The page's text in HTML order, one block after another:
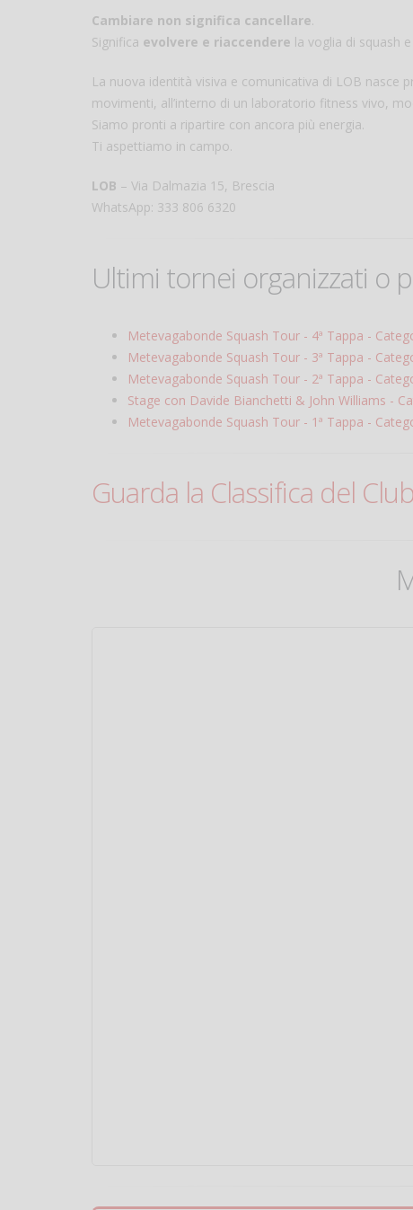
Cambiare non significa cancellare.
Significa evolvere e riaccendere la voglia di squash
La nuova identità visiva e comunicativa di LOB nasce
movimenti, all’interno di un laboratorio fitness vivo,
Siamo pronti a ripartire con ancora più energia.
Ti aspettiamo in campo.
LOB – Via Dalmazia 15, Brescia
WhatsApp: 333 806 6320
Ultimi tornei organizzati o
Metevagabonde Squash Tour - 4ª Tappa -
Metevagabonde Squash Tour - 3ª Tappa -
Metevagabonde Squash Tour - 2ª Tappa -
Stage con Davide Bianchetti & John Williams -
Metevagabonde Squash Tour - 1ª Tappa -
Guarda la Classifica del Club